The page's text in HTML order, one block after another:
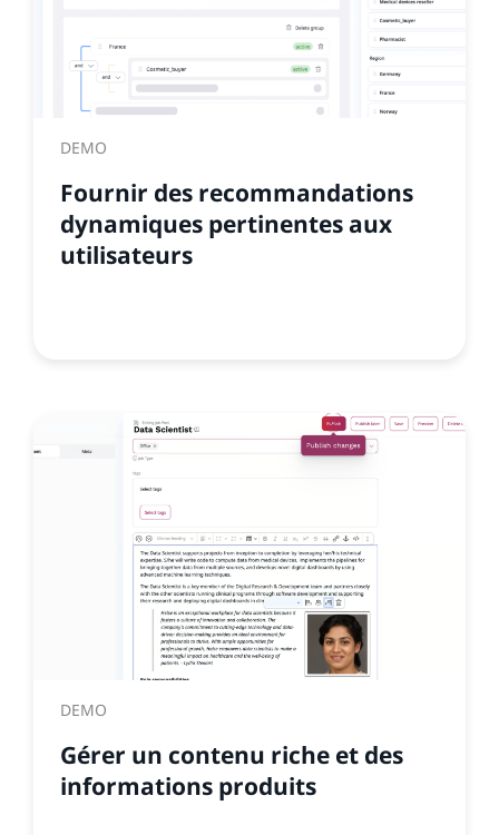
DEMO
Fournir des recommandations
dynamiques pertinentes aux
utilisateurs
DEMO
Gérer un contenu riche et des
informations produits